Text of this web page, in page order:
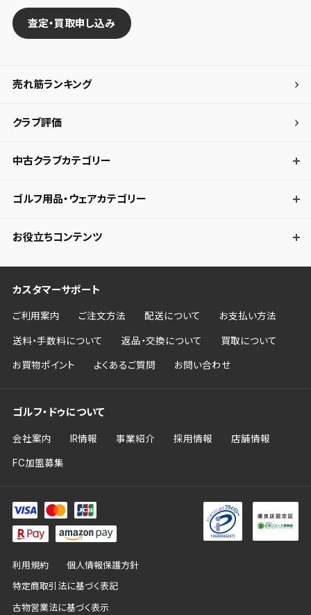
査定・買取申し込み
売れ筋ランキング
クラブ評価
中古クラブカテゴリー
ゴルフ用品・ウェアカテゴリー
お役立ちコンテンツ
カスタマーサポート
ご利用案内 ご注文方法 配送について お支払い方法
送料・手数料について 返品・交換について 買取について
お買物ポイント よくあるご質問 お問い合わせ
ゴルフ・ドゥについて
会社案内 IR情報 事業紹介 採用情報 店舗情報
FC加盟募集
利用規約 個人情報保護方針
特定商取引法に基づく表記
古物営業法に基づく表示